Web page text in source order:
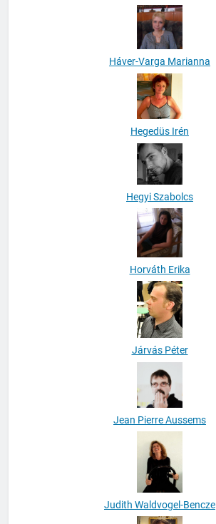
Háver-Varga Marianna
Hegedüs Irén
Hegyi Szabolcs
Horváth Erika
Járvás Péter
Jean Pierre Aussems
Judith Waldvogel-Bencze